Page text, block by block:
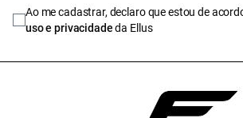
Ao me cadastrar, declaro que estou de
uso e privacidadeda Ellus